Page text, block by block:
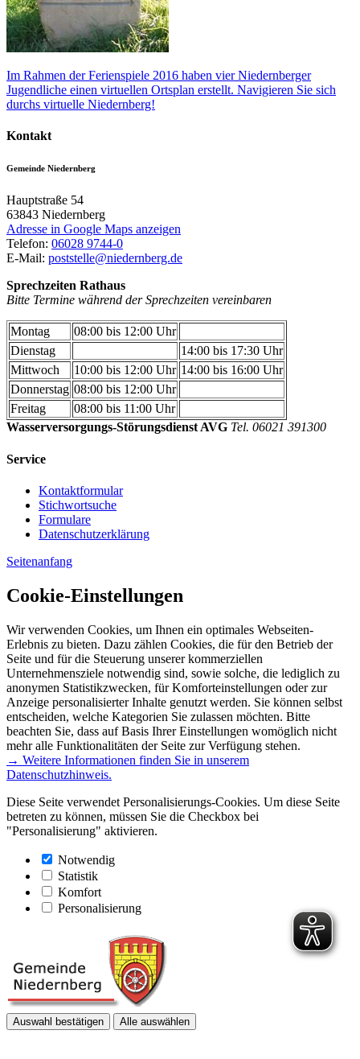
Im Rahmen der Ferienspiele 2016 haben vier Niedernberger
Jugendliche einen virtuellen Ortsplan erstellt. Navigieren Sie sich
durchs virtuelle Niedernberg!
Kontakt
Gemeinde Niedernberg
Hauptstraße 54
63843 Niedernberg
Adresse in Google Maps anzeigen
Telefon: 06028 9744-0
E-Mail: poststelle@niedernberg.de
Sprechzeiten Rathaus
Bitte Termine während der Sprechzeiten vereinbaren
Montag
08:00 bis 12:00 Uhr
Dienstag
14:00 bis 17:30 Uhr
Mittwoch
10:00 bis 12:00 Uhr 14:00 bis 16:00 Uhr
Donnerstag 08:00 bis 12:00 Uhr
Freitag
08:00 bis 11:00 Uhr
Wasserversorgungs-Störungsdienst AVG Tel. 06021 391300
Service
Kontaktformular
Stichwortsuche
Formulare
Datenschutzerklärung
Seitenanfang
Cookie-Einstellungen
Wir verwenden Cookies, um Ihnen ein optimales Webseiten-
Erlebnis zu bieten. Dazu zählen Cookies, die für den Betrieb der
Seite und für die Steuerung unserer kommerziellen
Unternehmensziele notwendig sind, sowie solche, die lediglich zu
anonymen Statistikzwecken, für Komforteinstellungen oder zur
Anzeige personalisierter Inhalte genutzt werden. Sie können selbst
entscheiden, welche Kategorien Sie zulassen möchten. Bitte
beachten Sie, dass auf Basis Ihrer Einstellungen womöglich nicht
mehr alle Funktionalitäten der Seite zur Verfügung stehen.
→ Weitere Informationen finden Sie in unserem
Datenschutzhinweis.
Diese Seite verwendet Personalisierungs-Cookies. Um diese Seite
betreten zu können, müssen Sie die Checkbox bei
"Personalisierung" aktivieren.
Notwendig
Statistik
Komfort
Personalisierung
Auswahl bestätigen Alle auswählen